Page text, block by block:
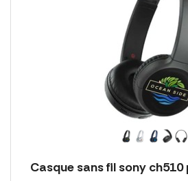
Casque sans fil sony